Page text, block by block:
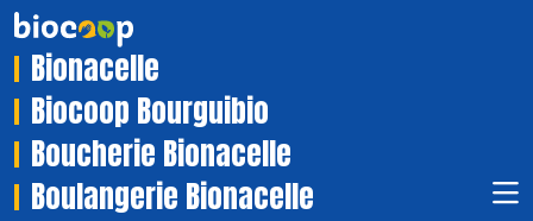
Bionacelle
Biocoop Bourguibio
Boucherie Bionacelle
Boulangerie Bionacelle